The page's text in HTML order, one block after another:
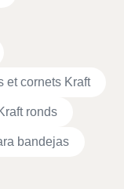
et cornets Kraft
ronds
bandejas